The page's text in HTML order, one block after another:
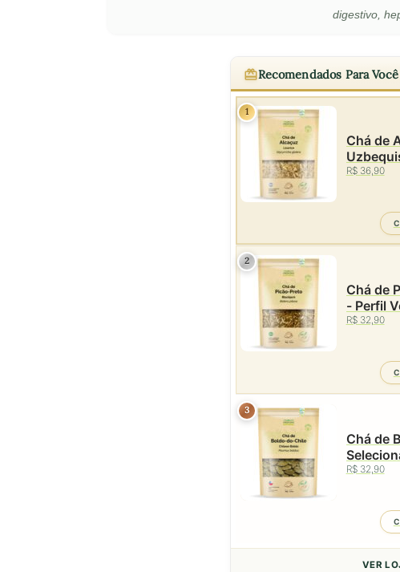
digestivo,
Recomendados Para Você
1
Chá de
R$ 36,90
2
Chá de
- Perfil
R$ 32,90
3
Chá de
R$ 32,90
VER